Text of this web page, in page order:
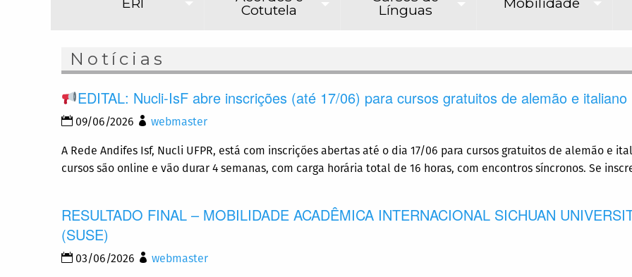
Cotutela Línguas
Notícias
EDITAL: Nucli-IsF abre inscrições (até 17/06) para cursos gratuitos de alemão e italiano
09/06/2026 webmaster
A Rede Andifes Isf, Nucli UFPR, está com inscrições abertas até o dia 17/06 para cursos gratuitos de alemão e
cursos são online e vão durar 4 semanas, com carga horária total de 16 horas, com encontros síncronos. Se
RESULTADO FINAL – MOBILIDADE ACADÊMICA INTERNACIONAL SICHUAN
(SUSE)
03/06/2026 webmaster